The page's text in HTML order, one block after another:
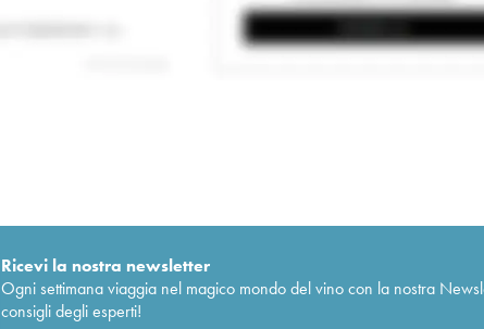
Ricevi la nostra newsletter
Ogni settimana viaggia nel magico mondo del vino con la nostra
consigli degli esperti!